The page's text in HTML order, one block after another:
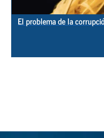
El problema de la